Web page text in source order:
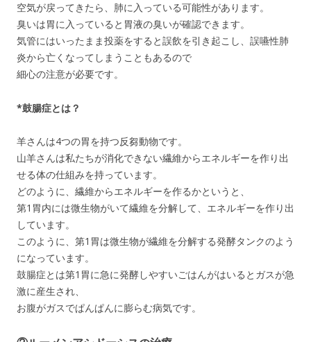
空気が戻ってきたら、肺に入っている可能性があります。
臭いは胃に入っていると胃液の臭いが確認できます。
気管にはいったまま投薬をすると誤飲を引き起こし、誤嚥性肺
炎から亡くなってしまうこともあるので
細心の注意が必要です。
*鼓腸症とは？
羊さんは4つの胃を持つ反芻動物です。
山羊さんは私たちが消化できない繊維からエネルギーを作り出
せる体の仕組みを持っています。
どのように、繊維からエネルギーを作るかというと、
第1胃内には微生物がいて繊維を分解して、エネルギーを作り出
しています。
このように、第1胃は微生物が繊維を分解する発酵タンクのよう
になっています。
鼓腸症とは第1胃に急に発酵しやすいごはんがはいるとガスが急
激に産生され、
お腹がガスでぱんぱんに膨らむ病気です。